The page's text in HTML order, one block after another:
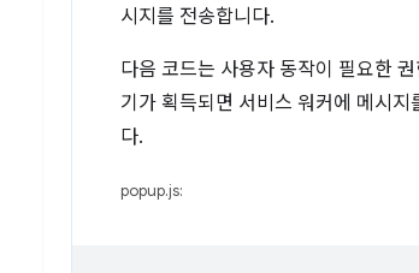
시지를 전송합니다.
다음 코드는 사용자 동작이 필요한
기가 획득되면 서비스 워커에 메시
다.
popup.js: